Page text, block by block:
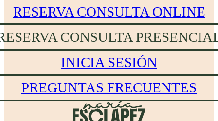
RESERVA CONSULTA ONLINE
CONSULTA
INICIA SESIÓN
PREGUNTAS FRECUENTES